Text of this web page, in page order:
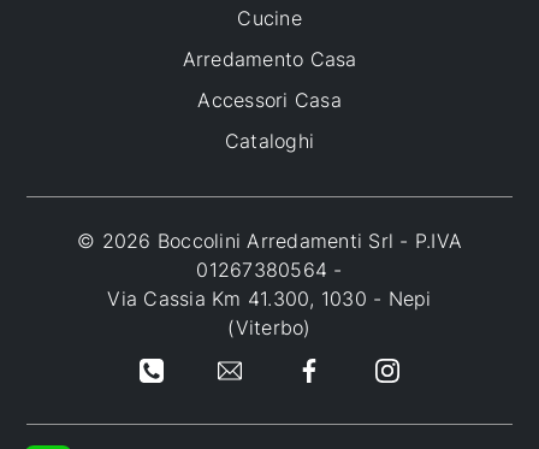
Cucine
Arredamento Casa
Accessori Casa
Cataloghi
© 2026 Boccolini Arredamenti Srl - P.IVA
01267380564 -
Via Cassia Km 41.300, 1030 - Nepi
(Viterbo)